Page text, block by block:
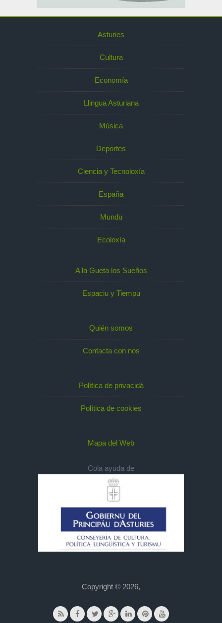
Asturies
Cultura
Economía
Llingua Asturiana
Música
Deportes
Ciencia y Tecnoloxía
España
Mundu
Ecoloxía
A la Gueta los Sueños
Espaciu y Tiempu
Quién somos
Contacta con nos
Política de privacidá
Política de cookies
Mapa del Web
Cola ayuda de
Copyright © 2026,